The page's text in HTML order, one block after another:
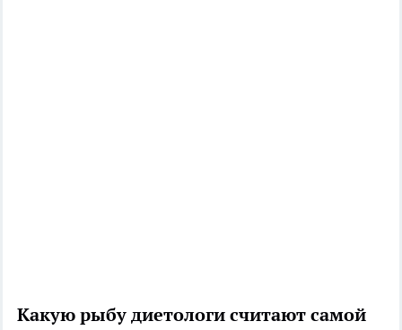
Какую рыбу диетологи считают самой